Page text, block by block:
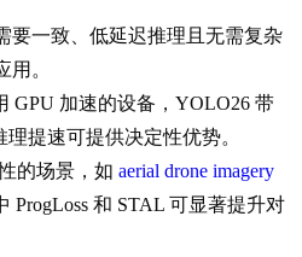
要一致、低延迟推理且无需复杂
。
GPU 加速的设备，YOLO26 带
提速可提供决定性优势。
的场景，如 aerial drone imagery
ProgLoss 和 STAL 可显著提升对